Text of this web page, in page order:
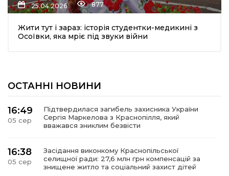
25.04.2026 877
Жити тут і зараз: історія студентки-медикині з
Осоївки, яка мріє під звуки війни
ОСТАННІ НОВИНИ
16:49
05 сер
Підтвердилася загибель захисника України
Сергія Маркелова з Краснопілля, який
вважався зниклим безвісти
16:38
05 сер
Засідання виконкому Краснопільської
селищної ради: 27,6 млн грн компенсацій за
знищене житло та соціальний захист дітей